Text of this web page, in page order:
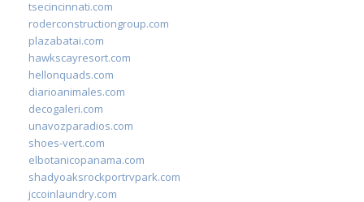
tsecincinnati.com
roderconstructiongroup.com
plazabatai.com
hawkscayresort.com
hellonquads.com
diarioanimales.com
decogaleri.com
unavozparadios.com
shoes-vert.com
elbotanicopanama.com
shadyoaksrockportrvpark.com
jccoinlaundry.com